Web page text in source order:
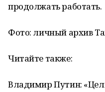
продолжать работать.
Фото: личный архив
Читайте также:
Владимир Путин: